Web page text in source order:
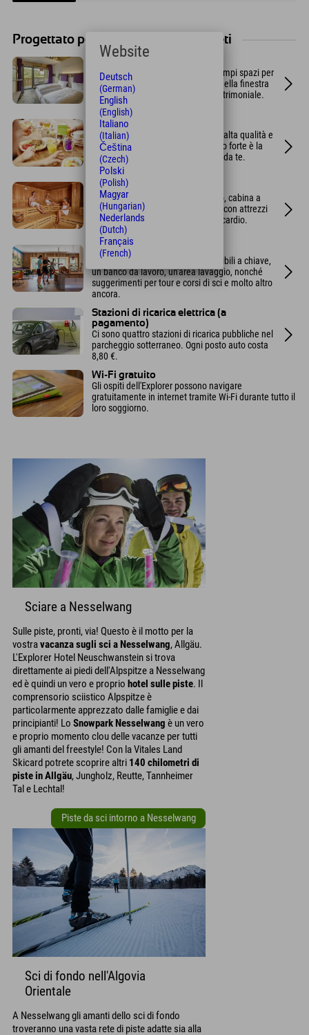
Progettato perfettamente per gli atleti
Camere dal design moderno con ampi spazi per
riporre le cose, cassaforte, panca nella finestra
panoramica e un comodo letto matrimoniale.
Colazione a buffet
Scegliete tra 70 prodotti freschi, di alta qualità e
prevalentemente regionali. Il pezzo forte è la
postazione per friggere le uova fai da te.
Centro benessere sportivo
Con sauna finlandese, bagno turco, cabina a
infrarossi, sala relax e area fitness con attrezzi
per il potenziamento muscolare e cardio.
Area Bici e Sci
Troverete armadietti sportivi chiudibili a chiave,
un banco da lavoro, un'area lavaggio, nonché
suggerimenti per tour e corsi di sci e molto altro
ancora.
Stazioni di ricarica elettrica (a
pagamento)
Ci sono quattro stazioni di ricarica pubbliche nel
parcheggio sotterraneo. Ogni posto auto costa
8,80 €.
Wi-Fi gratuito
Gli ospiti dell'Explorer possono navigare
gratuitamente in internet tramite Wi-Fi durante tutto il
loro soggiorno.
Sciare a Nesselwang
Sulle piste, pronti, via! Questo è il motto per la
vostravacanza sugli sci a Nesselwang, Allgäu.
L'Explorer Hotel Neuschwanstein si trova
direttamente ai piedi dell'Alpspitze a Nesselwang
ed è quindi un vero e proprio hotel sulle piste. Il
comprensorio sciistico Alpspitze è
particolarmente apprezzato dalle famiglie e dai
principianti! Lo Snowpark Nesselwang è un vero
e proprio momento clou delle vacanze per tutti
gli amanti del freestyle! Con la Vitales Land
Skicard potrete scoprire altri 140 chilometri di
piste in Allgäu, Jungholz, Reutte, Tannheimer
Tal e Lechtal!
Piste da sci intorno a Nesselwang
Sci di fondo nell'Algovia
Orientale
A Nesselwang gli amanti dello sci di fondo
troveranno una vasta rete di piste adatte sia alla
Website
Deutsch
(German)
English
(English)
Italiano
(Italian)
Čeština
(Czech)
Polski
(Polish)
Magyar
(Hungarian)
Nederlands
(Dutch)
Français
(French)